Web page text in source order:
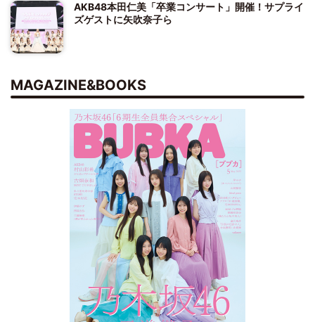
AKB48本田仁美「卒業コンサート」開催！サプライ
ズゲストに矢吹奈子ら
MAGAZINE&BOOKS